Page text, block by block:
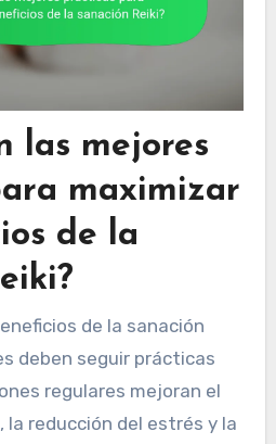
las mejores
maximizar
de la
de la sanación
deben seguir prácticas
regulares mejoran el
reducción del estrés y la